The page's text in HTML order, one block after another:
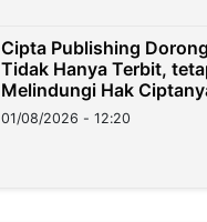
Cipta Publishing
Tidak Hanya Terbit,
Melindungi Hak
01/08/2026 - 12:20